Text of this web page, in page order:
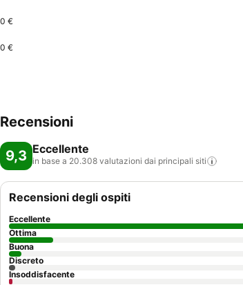
0 €
0 €
Recensioni
9,3 Eccellente
in base a 20.308 valutazioni dai principali siti
Recensioni degli ospiti
Eccellente
Ottima
Buona
Discreto
Insoddisfacente